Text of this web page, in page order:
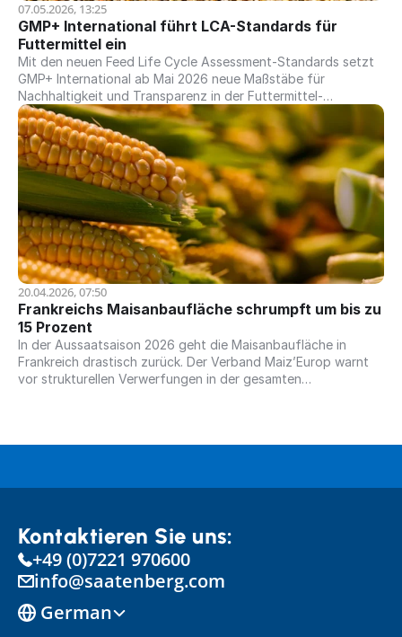
07.05.2026, 13:25
GMP+ International führt LCA-Standards für
Futtermittel ein
Mit den neuen Feed Life Cycle Assessment-Standards setzt
GMP+ International ab Mai 2026 neue Maßstäbe für
Nachhaltigkeit und Transparenz in der Futtermittel-
Lieferkette.
20.04.2026, 07:50
Frankreichs Maisanbaufläche schrumpft um bis zu
15 Prozent
In der Aussaatsaison 2026 geht die Maisanbaufläche in
Frankreich drastisch zurück. Der Verband Maiz’Europ warnt
vor strukturellen Verwerfungen in der gesamten
Kontaktieren Sie uns:
+49 (0)7221 970600
info@saatenberg.com
German